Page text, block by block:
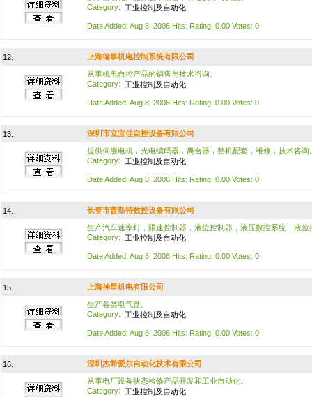
Category: 工业控制及自动化
Date Added: Aug 8, 2006 Hits: Rating: 0.00 Votes: 0
12. 上海德事机电控制系统有限公司
从事机电自控产品的销售与技术咨询。
Category: 工业控制及自动化
Date Added: Aug 8, 2006 Hits: Rating: 0.00 Votes: 0
13. 深圳市立宜佳自控设备有限公司
提供伺服电机，光电编码器，离合器，整机配套，维修，技术咨询
Category: 工业控制及自动化
Date Added: Aug 8, 2006 Hits: Rating: 0.00 Votes: 0
14. 长春市普斯特数控设备有限公司
生产汽车速率灯，限速控制器，液位控制器，液压数控系统，液位
Category: 工业控制及自动化
Date Added: Aug 8, 2006 Hits: Rating: 0.00 Votes: 0
15. 上海神星机电有限公司
生产各类电气盘。
Category: 工业控制及自动化
Date Added: Aug 8, 2006 Hits: Rating: 0.00 Votes: 0
16. 深圳杰希爱尔自动化技术有限公司
从事电厂设备状态检修产品开发和工业自动化。
Category: 工业控制及自动化